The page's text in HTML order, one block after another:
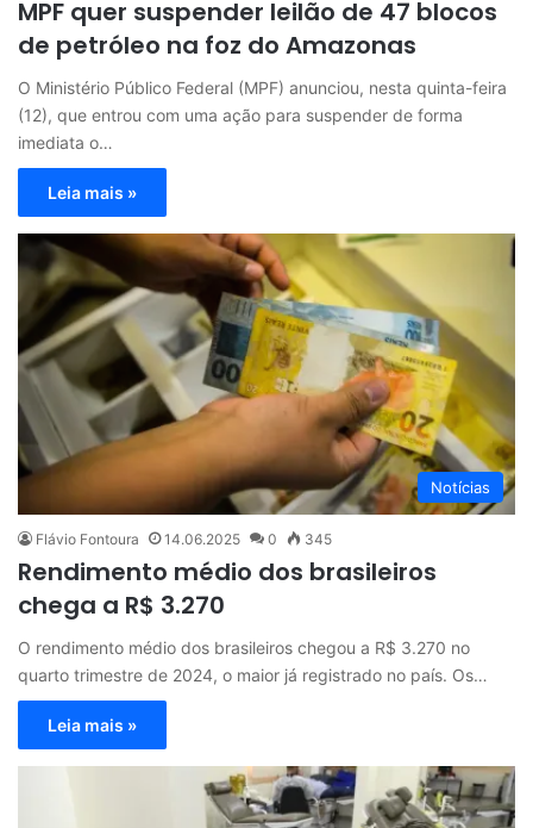
MPF quer suspender leilão de 47 blocos
de petróleo na foz do Amazonas
O Ministério Público Federal (MPF) anunciou, nesta quinta-feira
(12), que entrou com uma ação para suspender de forma
imediata o…
Leia mais »
Notícias
Flávio Fontoura 14.06.2025 0 345
Rendimento médio dos brasileiros
chega a R$ 3.270
O rendimento médio dos brasileiros chegou a R$ 3.270 no
quarto trimestre de 2024, o maior já registrado no país. Os…
Leia mais »